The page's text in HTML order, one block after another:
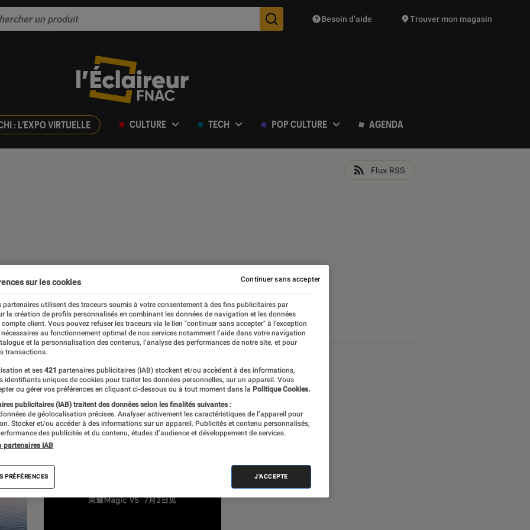
Des suggestions de produits vont vous être proposées
Besoin d’aide Trouver mon magasin
: L'EXPO VIRTUELLE CULTURE TECH POP CULTURE AGENDA
Flux RSS
sur les cookies
partenaires utilisent des traceurs soumis à votre consentement à des fins publicitaires par
la création de profils personnalisés en combinant les données de navigation et les données
compte client. Vous pouvez refuser les traceurs via le lien "continuer sans accepter" à l’exception
au fonctionnement optimal de nos services notamment l’aide dans votre navigation
et la personnalisation des contenus, l’analyse des performances de notre site, et pour
transactions.
et ses 421 partenaires publicitaires (IAB) stockent et/ou accèdent à des informations,
identifiants uniques de cookies pour traiter les données personnelles, sur un appareil. Vous
ou gérer vos préférences en cliquant ci-dessous ou à tout moment dans la Politique Cookies.
publicitaires (IAB) traitent des données selon les finalités suivantes :
de géolocalisation précises. Analyser activement les caractéristiques de l’appareil pour
Stocker et/ou accéder à des informations sur un appareil. Publicités et contenu personnalisés,
des publicités et du contenu, études d’audience et développement de services.
partenaires IAB
PRÉFÉRENCES J'ACCEPTE
Continuer sans accepter